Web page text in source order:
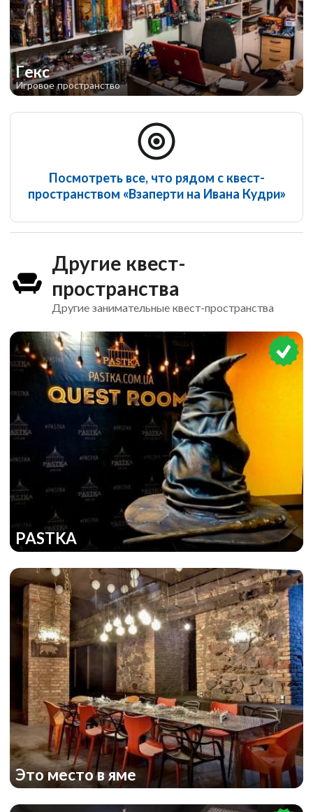
Cyberpunk
Эквилибриум
Зона 51: Лаборатория
Гекс
Игровое пространство
Посмотреть все, что рядом с квест-
пространством «Взаперти на Ивана Кудри»
Другие квест-
пространства
Другие занимательные квест-пространства
PASTKA
Это место в яме